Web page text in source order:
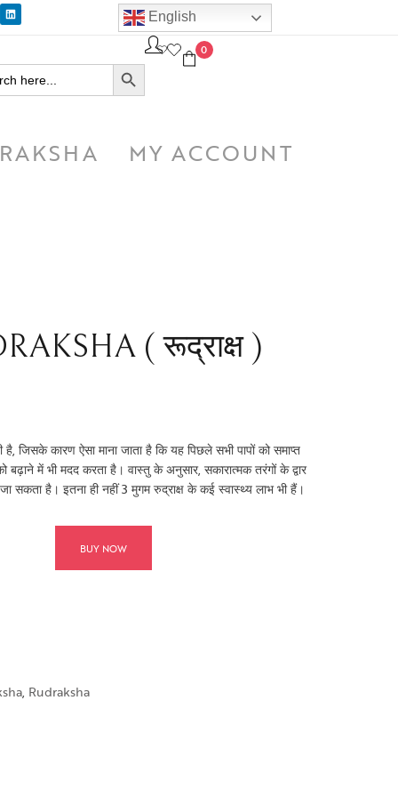
English
SEARCH BUTTON
0
MY ACCOUNT
( रूद्राक्ष )
जिसके कारण ऐसा माना जाता है कि यह पिछले सभी पापों को समाप्त
बढ़ाने में भी मदद करता है। वास्तु के अनुसार, सकारात्मक तरंगों के द्वार
सकता है। इतना ही नहीं 3 मुगम रुद्राक्ष के कई स्वास्थ्य लाभ भी हैं।
BUY NOW
, Rudraksha